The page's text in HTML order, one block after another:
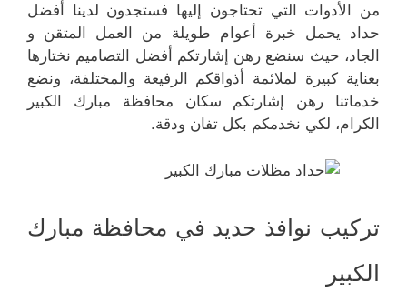
من الأدوات التي تحتاجون إليها فستجدون لدينا أفضل
حداد يحمل خبرة أعوام طويلة من العمل المتقن و
الجاد، حيث سنضع رهن إشارتكم أفضل التصاميم نختارها
بعناية كبيرة لملائمة أذواقكم الرفيعة والمختلفة، ونضع
خدماتنا رهن إشارتكم سكان محافظة مبارك الكبير
الكرام، لكي نخدمكم بكل تفان ودقة.
تركيب نوافذ حديد في محافظة مبارك
الكبير